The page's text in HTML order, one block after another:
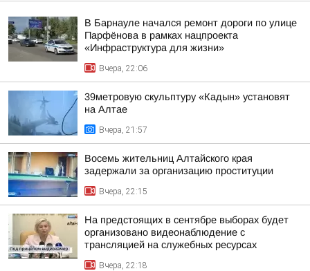
В Барнауле начался ремонт дороги по улице
Парфёнова в рамках нацпроекта
«Инфраструктура для жизни»
Вчера, 22:06
39метровую скульптуру «Кадын» установят
на Алтае
Вчера, 21:57
Восемь жительниц Алтайского края
задержали за организацию проституции
Вчера, 22:15
На предстоящих в сентябре выборах будет
организовано видеонаблюдение с
трансляцией на служебных ресурсах
Вчера, 22:18